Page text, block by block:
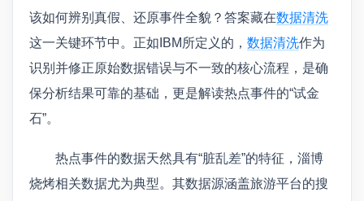
该如何辨别真假、还原事件全貌？答案藏在数据清洗
这一关键环节中。正如IBM所定义的， 数据清洗作为
识别并修正原始数据错误与不一致的核心流程，是确
保分析结果可靠的基础，更是解读热点事件的“试金
石”。
热点事件的数据天然具有“脏乱差”的特征，淄博
烧烤相关数据尤为典型。其数据源涵盖旅游平台的搜